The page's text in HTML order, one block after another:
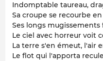
Indomptable taureau,
Sa croupe se recourbe
Ses longs
Le ciel avec horreur voit
La terre s'en émeut, l'air
Le flot qui l'apporta